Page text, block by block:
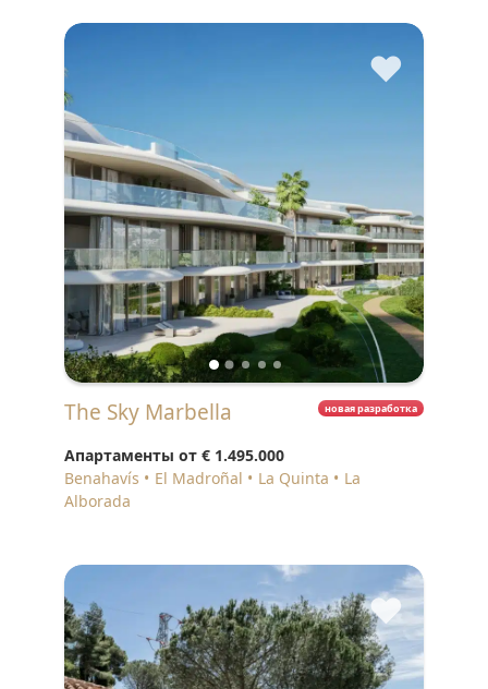
♥
новая разработка
The Sky Marbella
Апартаменты от € 1.495.000
Benahavís
El Madroñal La Quinta
La
Alborada
♥